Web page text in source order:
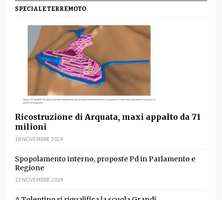
SPECIALE TERREMOTO
Ricostruzione di Arquata, maxi appalto da 71
milioni
18 NOVEMBRE 2024
Spopolamento interno, proposte Pd in Parlamento e
Regione
13 NOVEMBRE 2024